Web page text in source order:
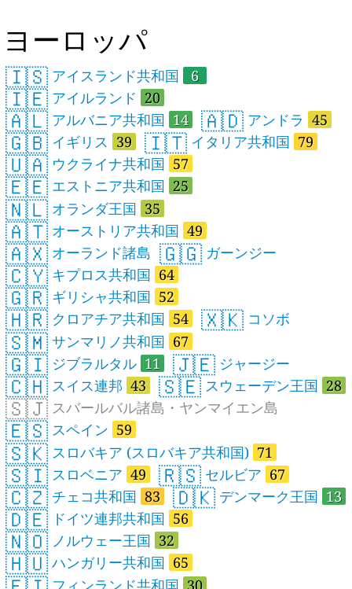
ヨーロッパ
🇮🇸 アイスランド共和国 6
🇮🇪 アイルランド 20
🇦🇱 アルバニア共和国 14 🇦🇩 アンドラ 45
🇬🇧 イギリス 39 🇮🇹 イタリア共和国 79
🇺🇦 ウクライナ共和国 57
🇪🇪 エストニア共和国 25
🇳🇱 オランダ王国 35
🇦🇹 オーストリア共和国 49
🇦🇽 オーランド諸島 🇬🇬 ガーンジー
🇨🇾 キプロス共和国 64
🇬🇷 ギリシャ共和国 52
🇭🇷 クロアチア共和国 54 🇽🇰 コソボ
🇸🇲 サンマリノ共和国 67
🇬🇮 ジブラルタル 11 🇯🇪 ジャージー
🇨🇭 スイス連邦 43 🇸🇪 スウェーデン王国 28
🇸🇯 スバールバル諸島・ヤンマイエン島
🇪🇸 スペイン 59
🇸🇰 スロバキア (スロバキア共和国) 71
🇸🇮 スロベニア 49 🇷🇸 セルビア 67
🇨🇿 チェコ共和国 83 🇩🇰 デンマーク王国 13
🇩🇪 ドイツ連邦共和国 56
🇳🇴 ノルウェー王国 32
🇭🇺 ハンガリー共和国 65
フィンランド共和国 30